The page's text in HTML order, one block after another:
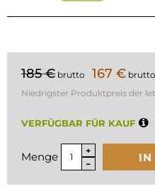
185 € brutto 167 € brutto
Niedrigster Produktpreis der
VERFÜGBAR FÜR KAUF
Menge IN